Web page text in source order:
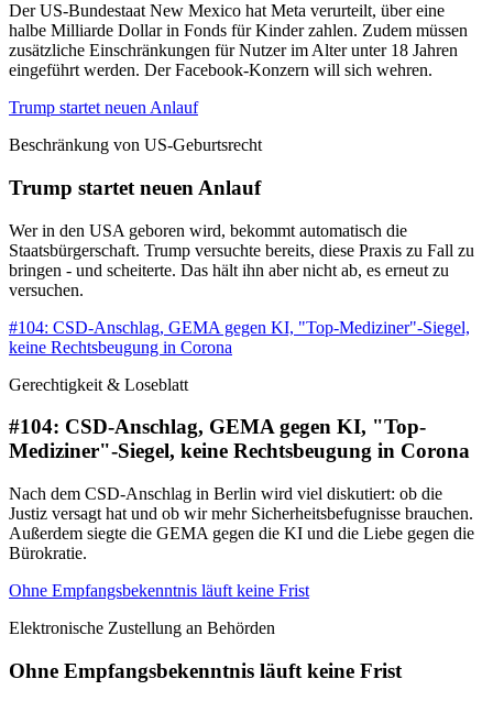
Der US-Bundestaat New Mexico hat Meta verurteilt, über eine
halbe Milliarde Dollar in Fonds für Kinder zahlen. Zudem müssen
zusätzliche Einschränkungen für Nutzer im Alter unter 18 Jahren
eingeführt werden. Der Facebook-Konzern will sich wehren.
Trump startet neuen Anlauf
Beschränkung von US-Geburtsrecht
Trump startet neuen Anlauf
Wer in den USA geboren wird, bekommt automatisch die
Staatsbürgerschaft. Trump versuchte bereits, diese Praxis zu Fall zu
bringen - und scheiterte. Das hält ihn aber nicht ab, es erneut zu
versuchen.
#104: CSD-Anschlag, GEMA gegen KI, "Top-Mediziner"-Siegel,
keine Rechtsbeugung in Corona
Gerechtigkeit & Loseblatt
#104: CSD-Anschlag, GEMA gegen KI, "Top-
Mediziner"-Siegel, keine Rechtsbeugung in Corona
Nach dem CSD-Anschlag in Berlin wird viel diskutiert: ob die
Justiz versagt hat und ob wir mehr Sicherheitsbefugnisse brauchen.
Außerdem siegte die GEMA gegen die KI und die Liebe gegen die
Bürokratie.
Ohne Empfangsbekenntnis läuft keine Frist
Elektronische Zustellung an Behörden
Ohne Empfangsbekenntnis läuft keine Frist